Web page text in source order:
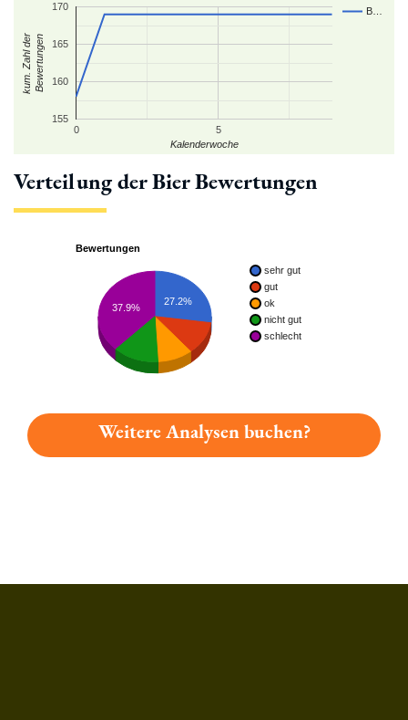
B…
0 5
155
160
165
170
Kalenderwoche
kum. Zahl derBewertungen
Verteilung der Bier Bewertungen
Bewertungen
sehr gut
gut
ok
nicht gut
schlecht
27.2%
37.9%
Weitere Analysen buchen?